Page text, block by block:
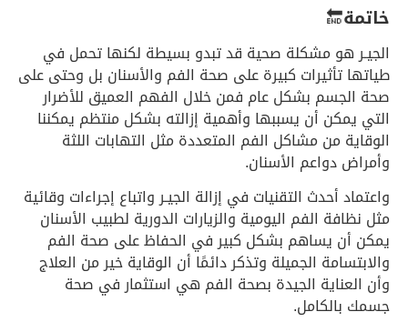
خاتمة🔚
الجيـر هو مشكلة صحية قد تبدو بسيطة لكنها تحمل في
طياتها تأثيرات كبيرة على صحة الفم والأسنان بل وحتى على
صحة الجسم بشكل عام فمن خلال الفهم العميق للأضرار
التي يمكن أن يسببها وأهمية إزالته بشكل منتظم يمكننا
الوقاية من مشاكل الفم المتعددة مثل التهابات اللثة
وأمراض دواعم الأسنان.
واعتماد أحدث التقنيات في إزالة الجيـر واتباع إجراءات وقائية
مثل نظافة الفم اليومية والزيارات الدورية لطبيب الأسنان
يمكن أن يساهم بشكل كبير في الحفاظ على صحة الفم
والابتسامة الجميلة وتذكر دائمًا أن الوقاية خير من العلاج
وأن العناية الجيدة بصحة الفم هي استثمار في صحة
جسمك بالكامل.